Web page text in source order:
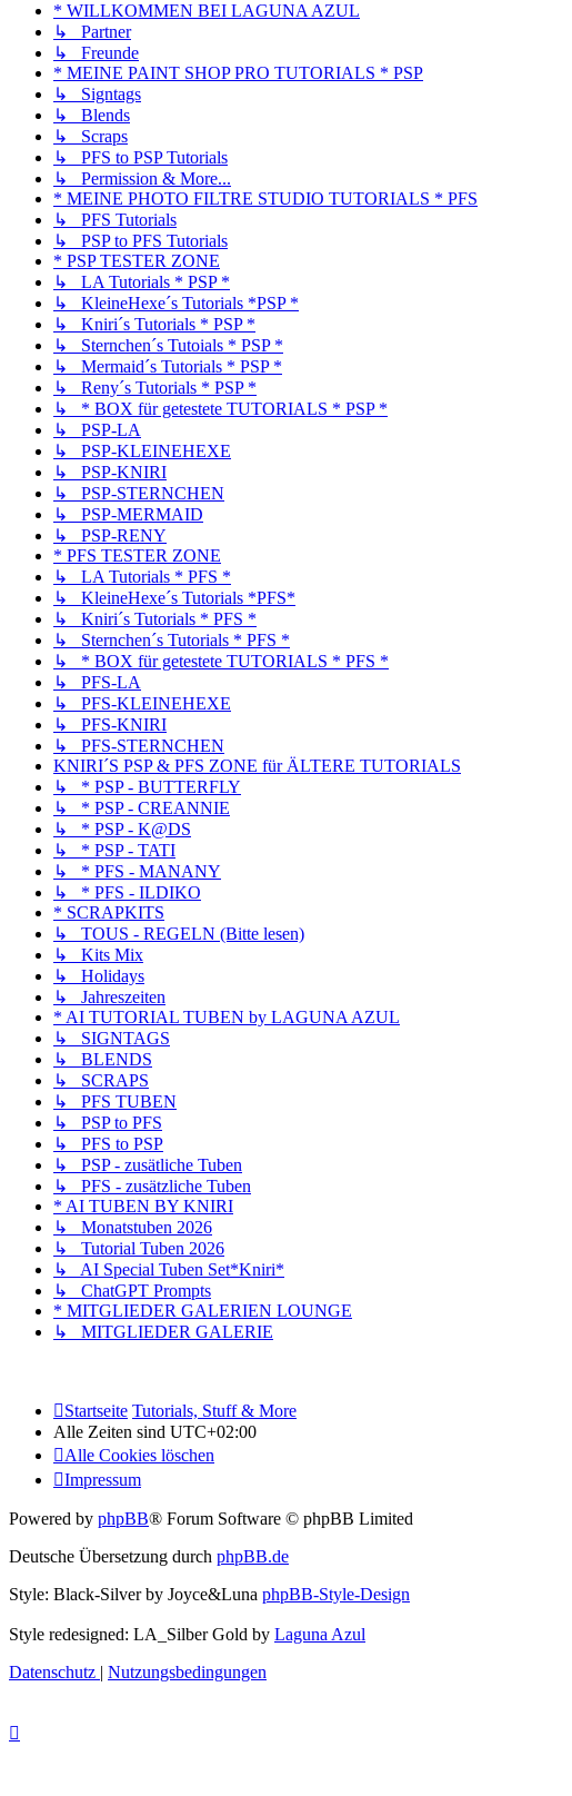
* WILLKOMMEN BEI LAGUNA AZUL
↳ Partner
↳ Freunde
* MEINE PAINT SHOP PRO TUTORIALS * PSP
↳ Signtags
↳ Blends
↳ Scraps
↳ PFS to PSP Tutorials
↳ Permission & More...
* MEINE PHOTO FILTRE STUDIO TUTORIALS * PFS
↳ PFS Tutorials
↳ PSP to PFS Tutorials
* PSP TESTER ZONE
↳ LA Tutorials * PSP *
↳ KleineHexe´s Tutorials *PSP *
↳ Kniri´s Tutorials * PSP *
↳ Sternchen´s Tutoials * PSP *
↳ Mermaid´s Tutorials * PSP *
↳ Reny´s Tutorials * PSP *
↳ * BOX für getestete TUTORIALS * PSP *
↳ PSP-LA
↳ PSP-KLEINEHEXE
↳ PSP-KNIRI
↳ PSP-STERNCHEN
↳ PSP-MERMAID
↳ PSP-RENY
* PFS TESTER ZONE
↳ LA Tutorials * PFS *
↳ KleineHexe´s Tutorials *PFS*
↳ Kniri´s Tutorials * PFS *
↳ Sternchen´s Tutorials * PFS *
↳ * BOX für getestete TUTORIALS * PFS *
↳ PFS-LA
↳ PFS-KLEINEHEXE
↳ PFS-KNIRI
↳ PFS-STERNCHEN
KNIRI´S PSP & PFS ZONE für ÄLTERE TUTORIALS
↳ * PSP - BUTTERFLY
↳ * PSP - CREANNIE
↳ * PSP - K@DS
↳ * PSP - TATI
↳ * PFS - MANANY
↳ * PFS - ILDIKO
* SCRAPKITS
↳ TOUS - REGELN (Bitte lesen)
↳ Kits Mix
↳ Holidays
↳ Jahreszeiten
* AI TUTORIAL TUBEN by LAGUNA AZUL
↳ SIGNTAGS
↳ BLENDS
↳ SCRAPS
↳ PFS TUBEN
↳ PSP to PFS
↳ PFS to PSP
↳ PSP - zusätliche Tuben
↳ PFS - zusätzliche Tuben
* AI TUBEN BY KNIRI
↳ Monatstuben 2026
↳ Tutorial Tuben 2026
↳ AI Special Tuben Set*Kniri*
↳ ChatGPT Prompts
* MITGLIEDER GALERIEN LOUNGE
↳ MITGLIEDER GALERIE
Startseite Tutorials, Stuff & More
Alle Zeiten sind UTC+02:00
Alle Cookies löschen
Impressum
Powered by phpBB® Forum Software © phpBB Limited
Deutsche Übersetzung durch phpBB.de
Style: Black-Silver by Joyce&Luna phpBB-Style-Design
Style redesigned: LA_Silber Gold by Laguna Azul
Datenschutz | Nutzungsbedingungen